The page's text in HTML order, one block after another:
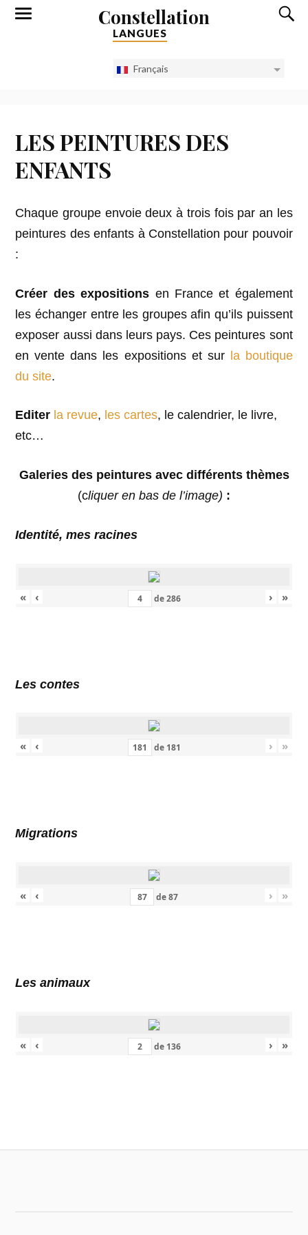
Constellation
LANGUES
Français
LES PEINTURES DES
ENFANTS
Chaque groupe envoie deux à trois fois par an les
peintures des enfants à Constellation pour pouvoir
:
Créer des expositions en France et également
les échanger entre les groupes afin qu’ils puissent
exposer aussi dans leurs pays. Ces peintures sont
en vente dans les expositions et sur la boutique
du site.
Editer la revue, les cartes, le calendrier, le livre,
etc…
Galeries des peintures avec différents thèmes
(cliquer en bas de l’image) :
Identité, mes racines
« ‹ de286 › »
Les contes
« ‹ de 181 › »
Migrations
« ‹ de87 › »
Les animaux
« ‹ de 136 › »